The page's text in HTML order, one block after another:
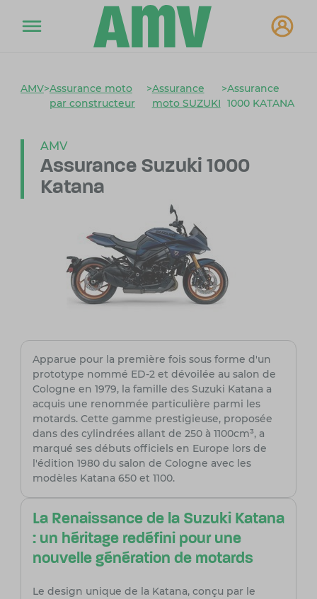
AMV>Assurance moto
par constructeur
>Assurance
moto SUZUKI
>Assurance
1000 KATANA
AMV
Assurance Suzuki 1000
Katana
Apparue pour la première fois sous forme d'un
prototype nommé ED-2 et dévoilée au salon de
Cologne en 1979, la famille des Suzuki Katana a
acquis une renommée particulière parmi les
motards. Cette gamme prestigieuse, proposée
dans des cylindrées allant de 250 à 1100cm³, a
marqué ses débuts officiels en Europe lors de
l'édition 1980 du salon de Cologne avec les
modèles Katana 650 et 1100.
La Renaissance de la Suzuki Katana
: un héritage redéfini pour une
nouvelle génération de motards
Le design unique de la Katana, conçu par le